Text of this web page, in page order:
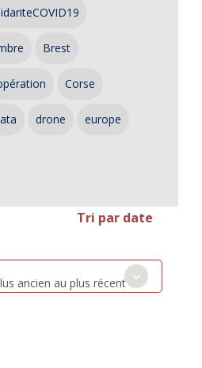
Brest
Corse
drone europe
Tri par date
ancien au plus récent